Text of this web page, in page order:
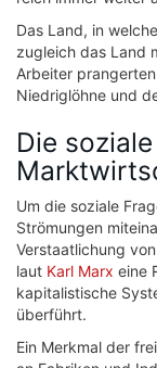
Das Land, in
zugleich das Land
Arbeiter
Niedriglöhne und
Die
Um die soziale
Strömungen
Verstaatlichung
laut Karl Marx eine
kapitalistische
überführt.
Ein Merkmal der